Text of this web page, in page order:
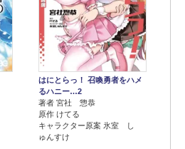
はにとらっ！ 召喚勇者をハメ
るハニー…2
著者 宮社 惣恭
原作 けてる
キャラクター原案 氷室 し
ゅんすけ